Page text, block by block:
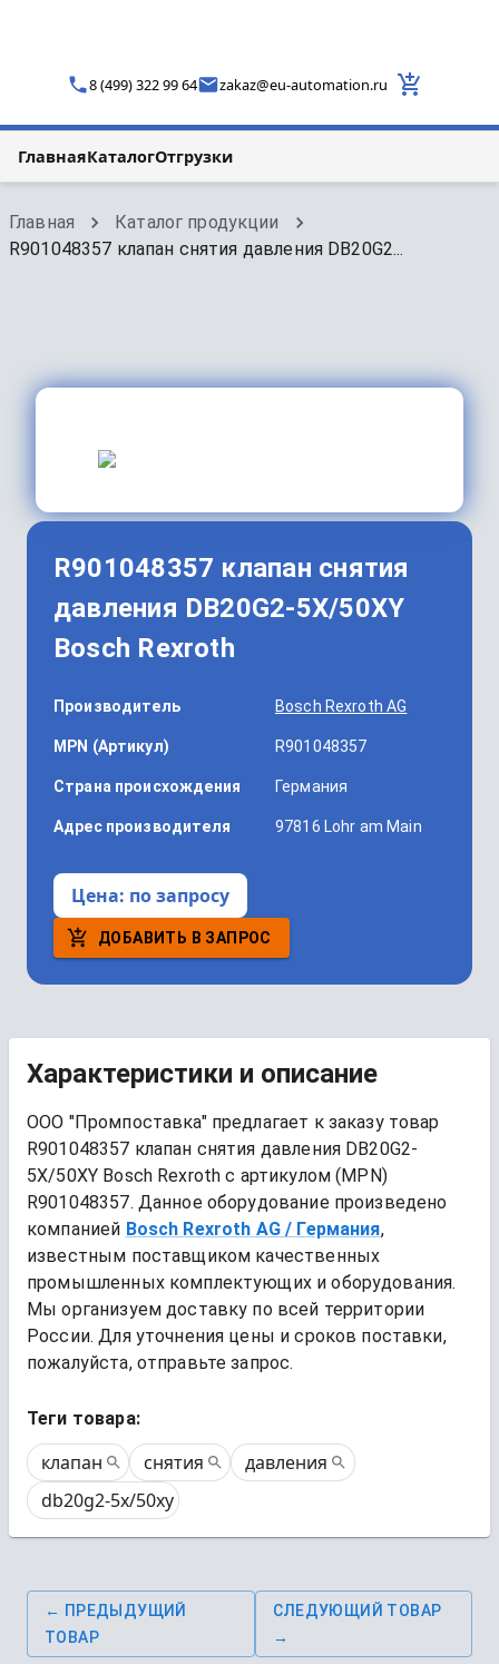
8 (499) 322 99 64 zakaz@eu-automation.ru
ГлавнаяКаталогОтгрузки
Главная
Каталог продукции
R901048357 клапан снятия давления DB20G2...
R901048357 клапан снятия
давления DB20G2-5X/50XY
Bosch Rexroth
Производитель Bosch Rexroth AG
MPN (Артикул) R901048357
Страна происхождения Германия
Адрес производителя 97816 Lohr am Main
Цена: по запросу
ДОБАВИТЬ В ЗАПРОС
Характеристики и описание
ООО "Промпоставка" предлагает к заказу товар
R901048357 клапан снятия давления DB20G2-
5X/50XY Bosch Rexroth
с артикулом (MPN)
R901048357. Данное оборудование произведено
компанией Bosch Rexroth AG / Германия,
известным поставщиком качественных
промышленных комплектующих и оборудования.
Мы организуем доставку по всей территории
России. Для уточнения цены и сроков поставки,
пожалуйста, отправьте запрос.
Теги товара:
клапан снятия
давления
db20g2-5x/50xy
← ПРЕДЫДУЩИЙ
ТОВАР
СЛЕДУЮЩИЙ ТОВАР
→